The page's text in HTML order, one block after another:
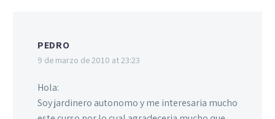
PEDRO
9 de marzo de 2010 at 23:23
Hola:
Soy jardinero autonomo y me interesaria mucho